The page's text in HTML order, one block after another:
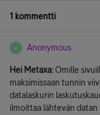
1 kommentti
A Anonymous
Hei Metaxa:Omille
maksimissaan tunnin
datalaskurin
ilmoittaa lähtevän datan